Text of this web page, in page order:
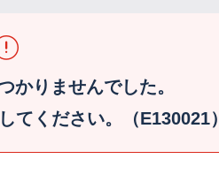
かりませんでした。
てください。（E130021）